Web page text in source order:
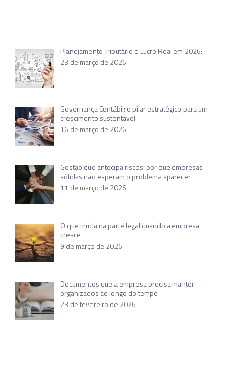
Planejamento Tributário e Lucro Real em 2026:
23 de março de 2026
Governança Contábil: o pilar estratégico para um
crescimento sustentável
16 de março de 2026
Gestão que antecipa riscos: por que empresas
sólidas não esperam o problema aparecer
11 de março de 2026
O que muda na parte legal quando a empresa
cresce
9 de março de 2026
Documentos que a empresa precisa manter
organizados ao longo do tempo
23 de fevereiro de 2026